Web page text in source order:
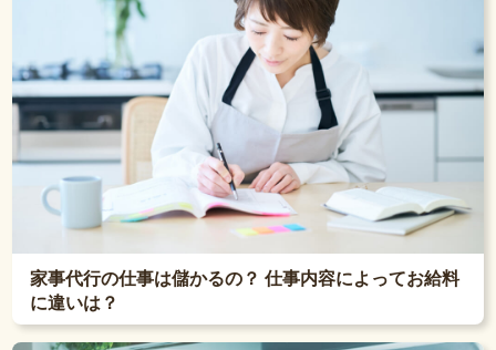
家事代行の仕事は儲かるの？ 仕事内容によってお給料
に違いは？